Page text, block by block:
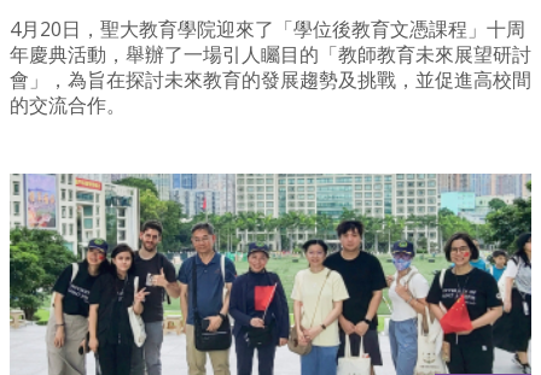
4月20日，聖大教育學院迎來了「學位後教育文憑課程」十周
年慶典活動，舉辦了一場引人矚目的「教師教育未來展望研討
會」，為旨在探討未來教育的發展趨勢及挑戰，並促進高校間
的交流合作。